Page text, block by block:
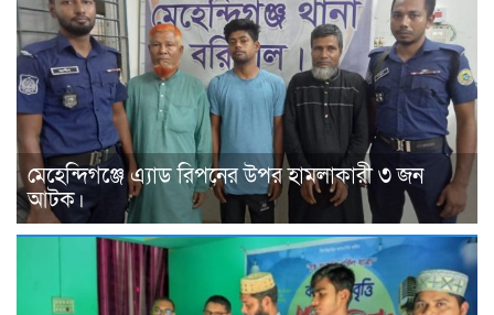
মেহেন্দিগঞ্জে এ্যাড রিপনের উপর হামলাকারী ৩ জন
আটক।